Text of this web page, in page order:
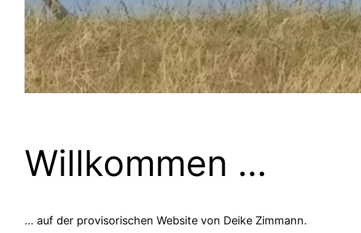
Willkommen …
… auf der provisorischen Website von Deike Zimmann.